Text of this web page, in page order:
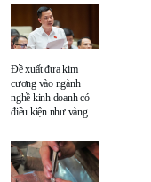
Đề xuất đưa kim
cương vào ngành
nghề kinh doanh có
điều kiện như vàng